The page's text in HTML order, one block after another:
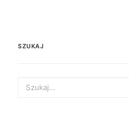
SZUKAJ
for: